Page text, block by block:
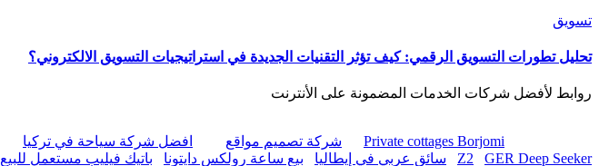
تسويق
تحليل تطورات التسويق الرقمي: كيف تؤثر التقنيات الجديدة في استراتيجيات التسويق الالكتروني؟
روابط لأفضل شركات الخدمات المضمونة على الأنترنت
Private cottages Borjomi شركة تصميم مواقع افضل شركة سياحة في تركيا
Z2
GER Deep Seeker سائق عربي في إيطاليا بيع ساعة رولكس دايتونا باتيك فيليب مستعمل للبيع